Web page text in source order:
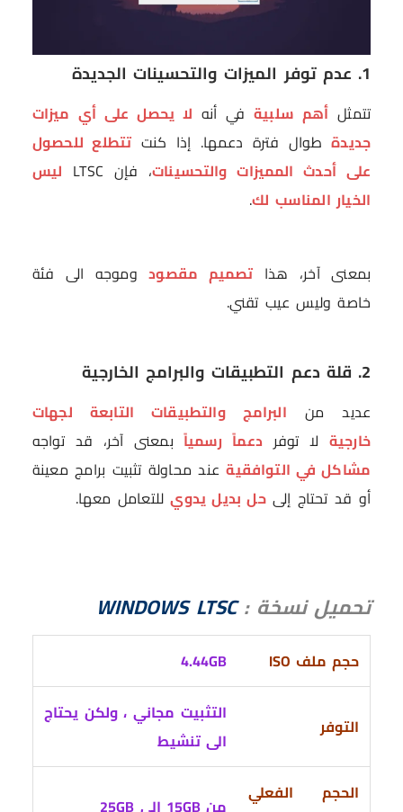
1. عدم توفر الميزات والتحسينات الجديدة
تتمثل أهم سلبيةفي أنه لا يحصل على أي ميزات
جديدةطوال فترة دعمها. إذا كنت تتطلع للحصول
على أحدث المميزات والتحسينات، فإن LTSC
ليس
الخيار المناسب لك.
بمعنى آخر، هذا تصميم مقصودوموجه الى فئة
خاصة وليس عيب تقني.
2. قلة دعم التطبيقات والبرامج الخارجية
عديد من البرامج والتطبيقات التابعة لجهات
خارجيةلا توفردعماً رسمياً بمعنى آخر، قد تواجه
مشاكل في التوافقيةعند محاولة تثبيت برامج معينة
أو قد تحتاج إلىحل بديل يدويللتعامل معها.
تحميل نسخة :WINDOWS LTSC
حجم ملف ISO GB
4.44
التوفر
التثبيت مجاني ، ولكن يحتاج
الى تنشيط
الحجم الفعلي